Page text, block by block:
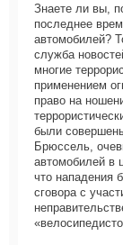
Знаете ли вы,
последнее
автомобилей?
служба
многие
применением
право на
были
Брюссель,
автомобилей в
что нападения
сговора с